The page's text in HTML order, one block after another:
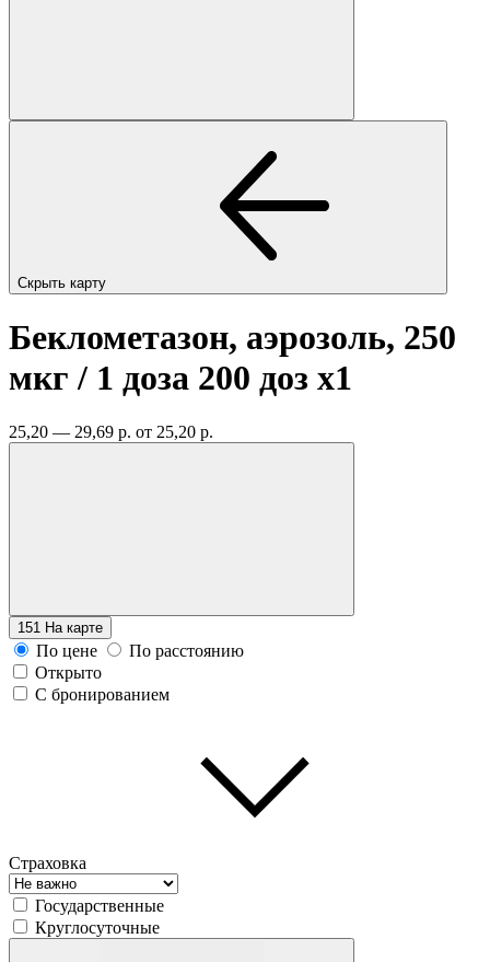
Скрыть карту
Беклометазон, аэрозоль, 250
мкг / 1 доза 200 доз x1
25,20 — 29,69 р. от 25,20 р.
151 На карте
По цене
По расстоянию
Открыто
С бронированием
Страховка
Государственные
Круглосуточные